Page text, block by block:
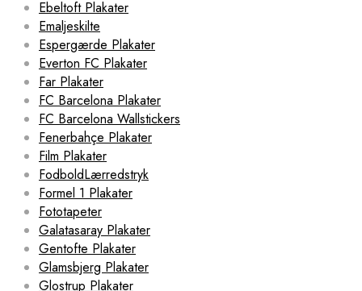
Ebeltoft Plakater
Emaljeskilte
Espergærde Plakater
Everton FC Plakater
Far Plakater
FC Barcelona Plakater
FC Barcelona Wallstickers
Fenerbahçe Plakater
Film Plakater
FodboldLærredstryk
Formel 1 Plakater
Fototapeter
Galatasaray Plakater
Gentofte Plakater
Glamsbjerg Plakater
Glostrup Plakater